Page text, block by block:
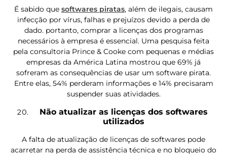
É sabido que softwares piratas, além de ilegais, causam
infecção por vírus, falhas e prejuízos devido a perda de
dado. portanto, comprar a licenças dos programas
necessários à empresa é essencial. Uma pesquisa feita
pela consultoria Prince & Cooke com pequenas e médias
empresas da América Latina mostrou que 69% já
sofreram as consequências de usar um software pirata.
Entre elas, 54% perderam informações e 14% precisaram
suspender suas atividades.
Não atualizar as licenças dos softwares
utilizados
A falta de atualização de licenças de softwares pode
acarretar na perda de assistência técnica e no bloqueio do